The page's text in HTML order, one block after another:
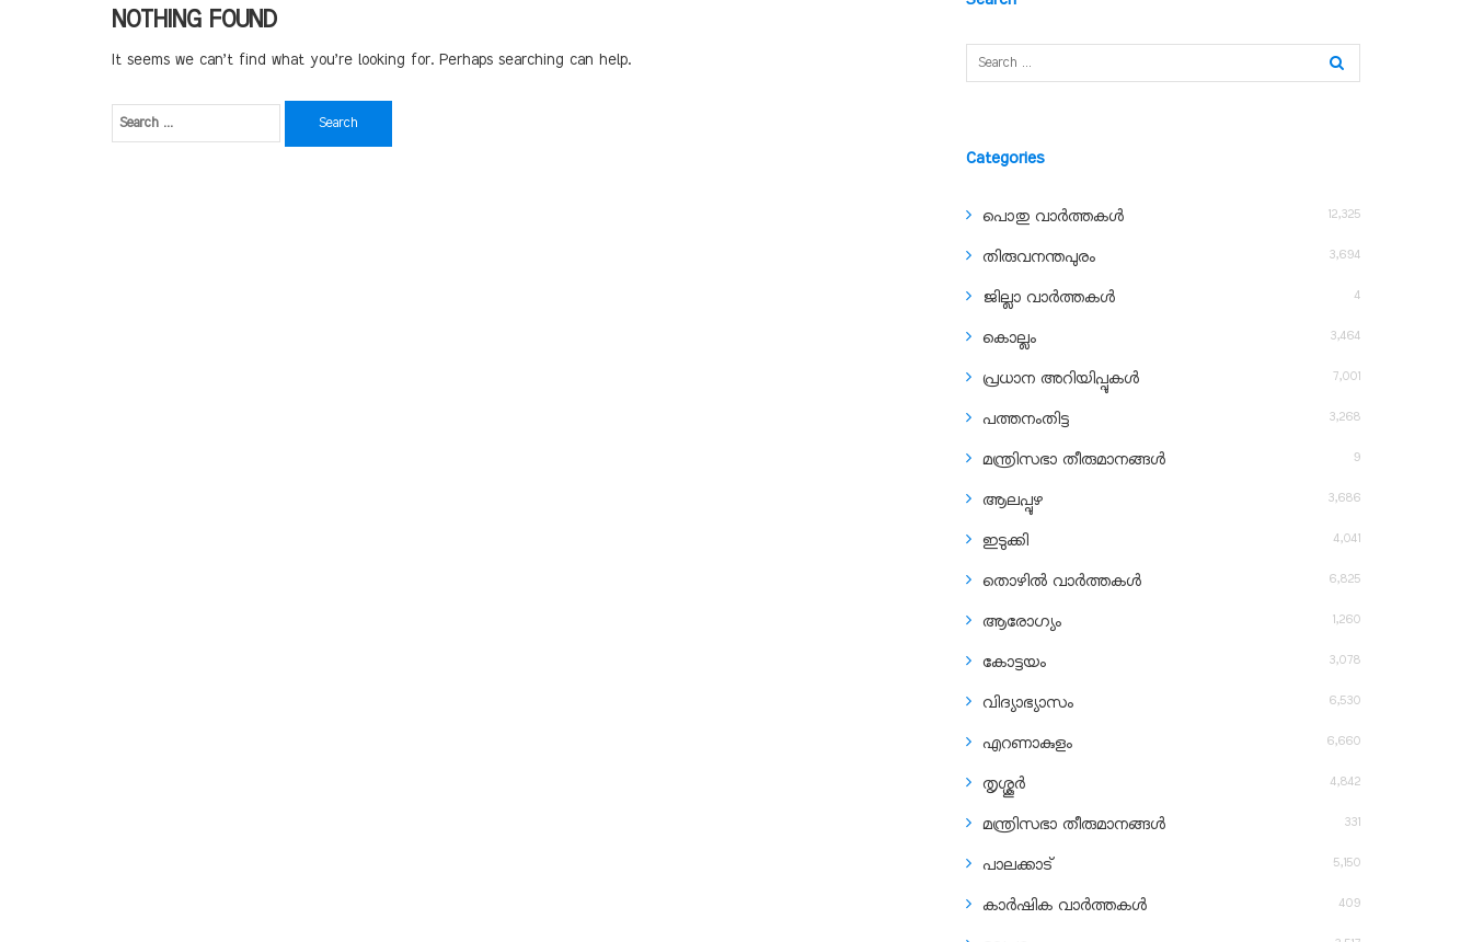
NOTHING FOUND
It seems we can’t find what you’re looking for. Perhaps searching can help.
Categories
പൊതു വാർത്തകൾ 12,325
തിരുവനന്തപുരം 3,694
ജില്ലാ വാർത്തകൾ 4
കൊല്ലം 3,464
പ്രധാന അറിയിപ്പുകൾ 7,001
പത്തനംതിട്ട 3,268
മന്ത്രിസഭാ തീരുമാനങ്ങൾ 9
ആലപ്പുഴ 3,686
ഇടുക്കി 4,041
തൊഴിൽ വാർത്തകൾ 6,825
ആരോഗ്യം 1,260
കോട്ടയം 3,078
വിദ്യാഭ്യാസം 6,530
എറണാകുളം 6,660
തൃശ്ശൂർ 4,842
മന്ത്രിസഭാ തീരുമാനങ്ങൾ 331
പാലക്കാട് 5,150
കാർഷിക വാർത്തകൾ 409